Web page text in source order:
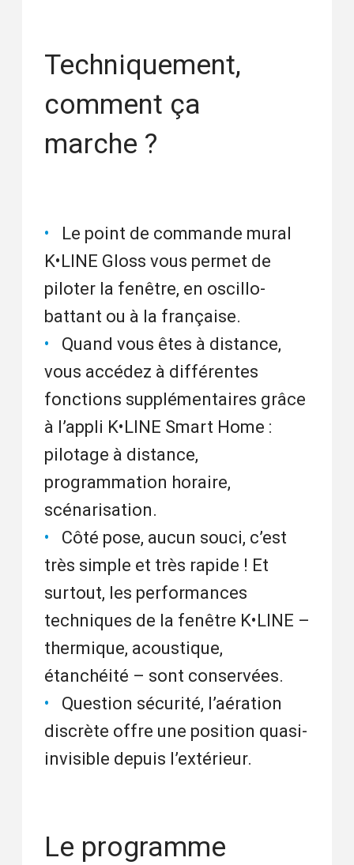
Techniquement,
comment ça
marche ?
Le point de commande mural
K•LINE Gloss vous permet de
piloter la fenêtre, en oscillo-
battant ou à la française.
Quand vous êtes à distance,
vous accédez à différentes
fonctions supplémentaires grâce
à l’appli K•LINE Smart Home :
pilotage à distance,
programmation horaire,
scénarisation.
Côté pose, aucun souci, c’est
très simple et très rapide ! Et
surtout, les performances
techniques de la fenêtre K•LINE –
thermique, acoustique,
étanchéité – sont conservées.
Question sécurité, l’aération
discrète offre une position quasi-
invisible depuis l’extérieur.
Le programme